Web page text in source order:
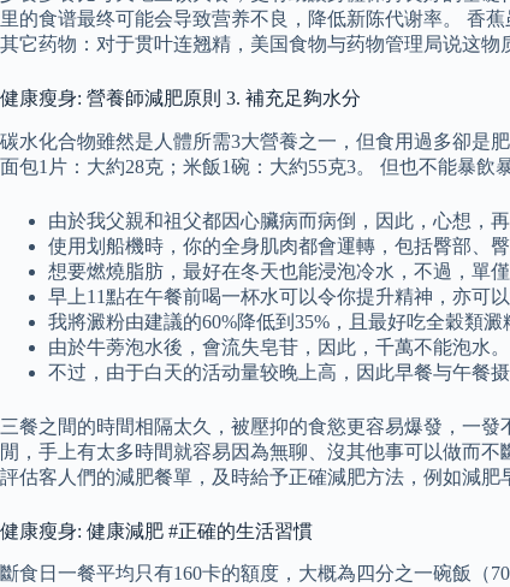
里的食谱最终可能会导致营养不良，降低新陈代谢率。 香
其它药物：对于贯叶连翘精，美国食物与药物管理局说这物
健康瘦身: 營養師減肥原則 3. 補充足夠水分
碳水化合物雖然是人體所需3大營養之一，但食用過多卻是
面包1片：大約28克；米飯1碗：大約55克3。 但也不能暴飲
由於我父親和祖父都因心臟病而病倒，因此，心想，
使用划船機時，你的全身肌肉都會運轉，包括臀部、
想要燃燒脂肪，最好在冬天也能浸泡冷水，不過，單
早上11點在午餐前喝一杯水可以令你提升精神，亦可
我將澱粉由建議的60%降低到35%，且最好吃全穀類
由於牛蒡泡水後，會流失皂苷，因此，千萬不能泡水。
不过，由于白天的活动量较晚上高，因此早餐与午餐
三餐之間的時間相隔太久，被壓抑的食慾更容易爆發，一
閒，手上有太多時間就容易因為無聊、沒其他事可以做而
評估客人們的減肥餐單，及時給予正確減肥方法，例如減肥
健康瘦身: 健康減肥 #正確的生活習慣
斷食日一餐平均只有160卡的額度，大概為四分之一碗飯（